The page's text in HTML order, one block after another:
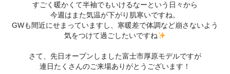
すごく暖かくて半袖でもいけるなーという日々から
今週はまた気温が下がり肌寒いですね。
GWも間近にせまっていますし、寒暖差で体調など崩さないよう
気をつけて過ごしたいですね
さて、先日オープンしました富士市厚原モデルですが
連日たくさんのご来場ありがとうございます！